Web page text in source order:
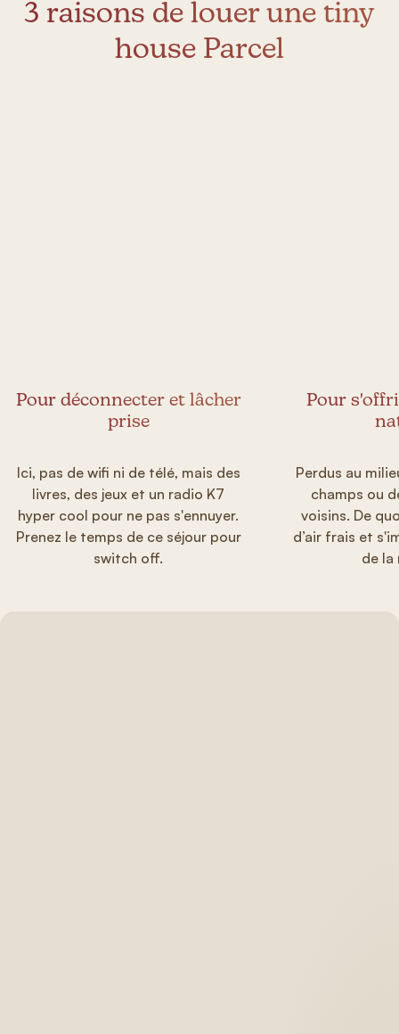
3 raisons de louer une tiny
house Parcel
Pour déconnecter et lâcher
prise
Ici, pas de wifi ni de télé, mais des
livres, des jeux et un radio K7
hyper cool pour ne pas s'ennuyer.
Prenez le temps de ce séjour pour
switch off.
Pour
Perdus au
champs ou
voisins. De
d’air frais et
de la